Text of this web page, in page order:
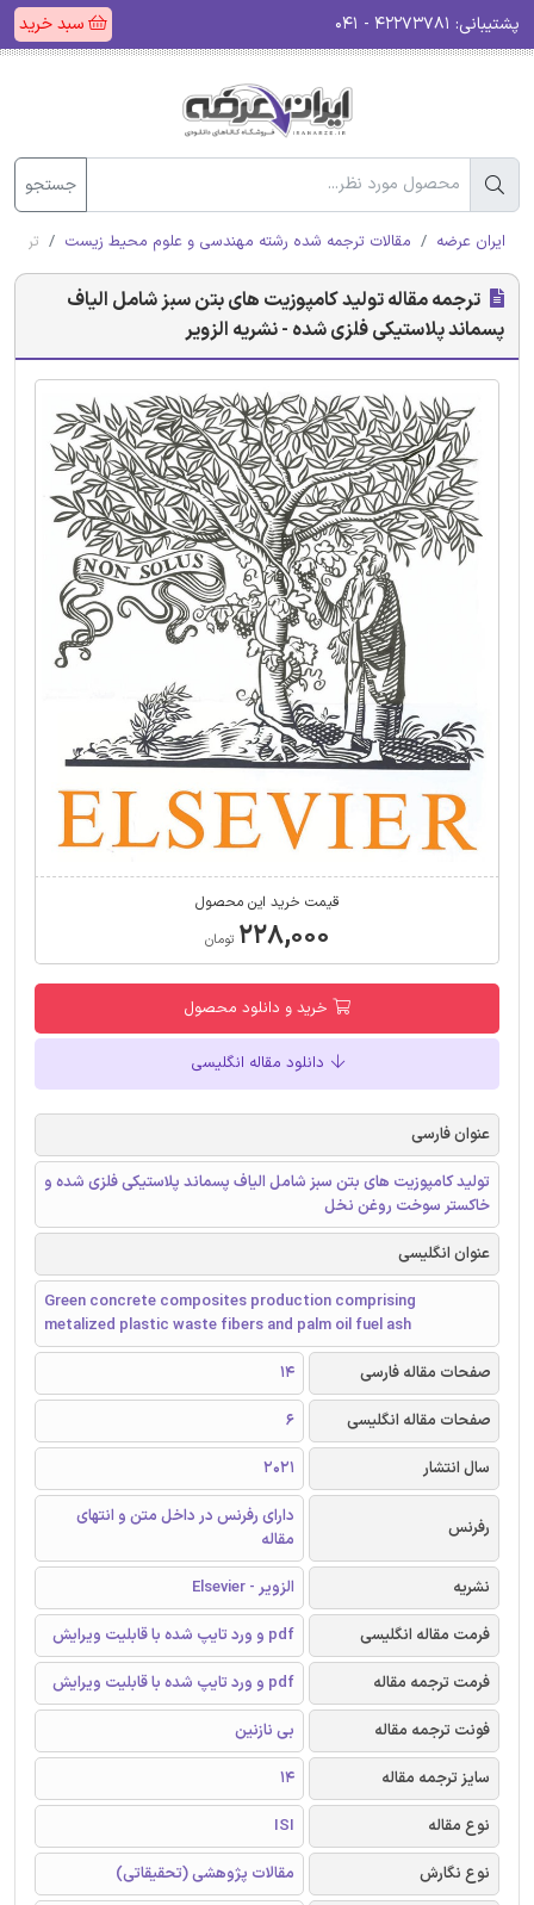
پشتیبانی: سبد خرید
جستجو
ایران عرضه مقالات ترجمه شده رشته مهندسی و علوم محیط زیست
ترجمه مقاله تولید کامپوزیت های بتن سبز شامل الیاف
پسماند پلاستیکی فلزی شده - نشریه الزویر
قیمت خرید این محصول
۲۲۸,۰۰۰ تومان
خرید و دانلود محصول
دانلود مقاله انگلیسی
عنوان فارسی
تولید کامپوزیت های بتن سبز شامل الیاف پسماند پلاستیکی فلزی شده و
خاکستر سوخت روغن نخل
عنوان انگلیسی
Green concrete composites production comprising
metalized plastic waste fibers and palm oil fuel ash
صفحات مقاله فارسی
14
صفحات مقاله انگلیسی
6
سال انتشار
2021
رفرنس
دارای رفرنس در داخل متن و انتهای
مقاله
نشریه
الزویر - Elsevier
فرمت مقاله انگلیسی
pdf و ورد تایپ شده با قابلیت ویرایش
فرمت ترجمه مقاله
pdf و ورد تایپ شده با قابلیت ویرایش
فونت ترجمه مقاله
بی نازنین
سایز ترجمه مقاله
14
نوع مقاله
ISI
نوع نگارش
مقالات پژوهشی (تحقیقاتی)